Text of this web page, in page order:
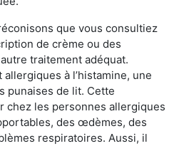
que vous consultiez
de crème ou des
traitement adéquat.
à l’histamine, une
punaises de lit. Cette
chez les personnes allergiques
des œdèmes, des
respiratoires. Aussi, il